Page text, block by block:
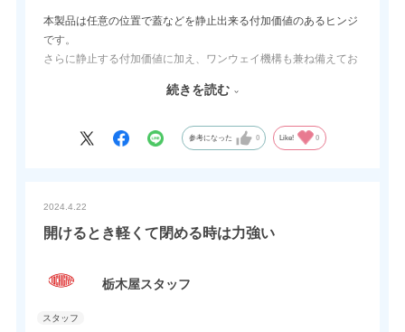
本製品は任意の位置で蓋などを静止出来る付加価値のあるヒンジ
です。
さらに静止する付加価値に加え、ワンウェイ機構も兼ね備えてお
止です。
任意の位置で固定では御座いません。
続きを読む
参考になった 0 Like! 0
2024.4.22
開けるとき軽くて閉める時は力強い
栃木屋スタッフ